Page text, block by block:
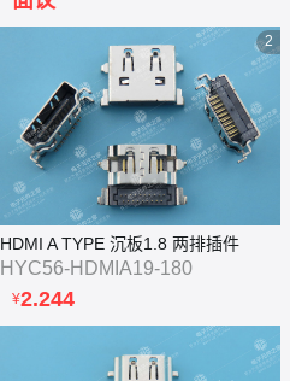
2
HDMI A TYPE 沉板1.8 两排插件
HYC56-HDMIA19-180
¥2.244